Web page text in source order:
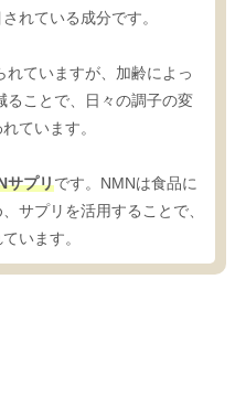
れている成分です。
ていますが、加齢によっ
ることで、日々の調子の変
ています。
サプリです。NMNは食品に
サプリを活用することで、
います。